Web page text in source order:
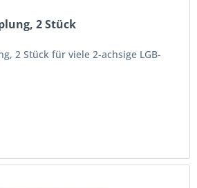
2 Stück
2 Stück für viele 2-achsige LGB-